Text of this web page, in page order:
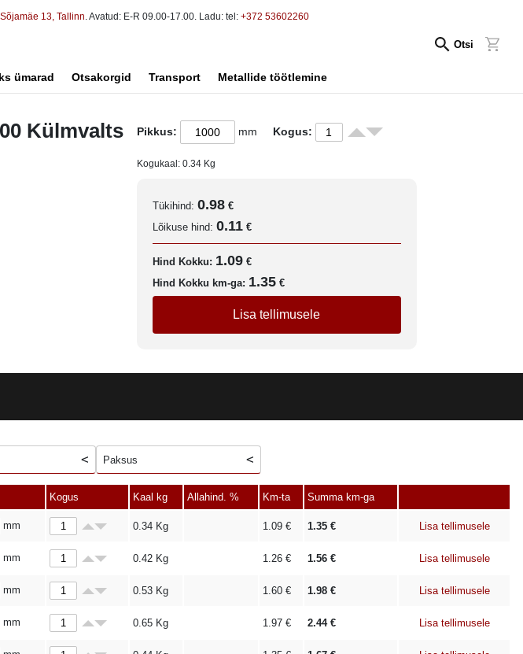
13, Tallinn. Avatud: E-R 09.00-17.00. Ladu: tel: +372 53602260
Otsi
ümarad Otsakorgid Transport Metallide töötlemine
Külmvalts Pikkus: mm Kogus:
Kogukaal: 0.34Kg
Tükihind: 0.98 €
Lõikuse hind: 0.11 €
Hind Kokku: 1.09 €
Hind Kokku km-ga: 1.35 €
Lisa tellimusele
Paksus
Kogus Kaal kg Allahind. % Km-ta Summa km-ga
mm 0.34 Kg 1.09 € 1.35 € Lisa tellimusele
mm 0.42 Kg 1.26 € 1.56 € Lisa tellimusele
mm 0.53 Kg 1.60 € 1.98 € Lisa tellimusele
mm 0.65 Kg 1.97 € 2.44€ Lisa tellimusele